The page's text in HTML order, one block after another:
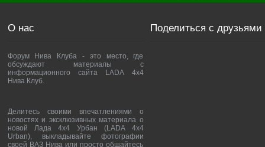
О нас
Форум Нива Клуба - это место, где
обсуждают материалы с
информационного сайта LADA 4x4
Нива Клуб.
Делитесь своими впечатлениями о
новостях и эксклюзивных материала о
новой Лада 4х4 Урбан (LADA 4x4
Urban), выкладывайте фотографии
своей ВАЗ Нива или просто общайтесь
Поделиться с друзьями